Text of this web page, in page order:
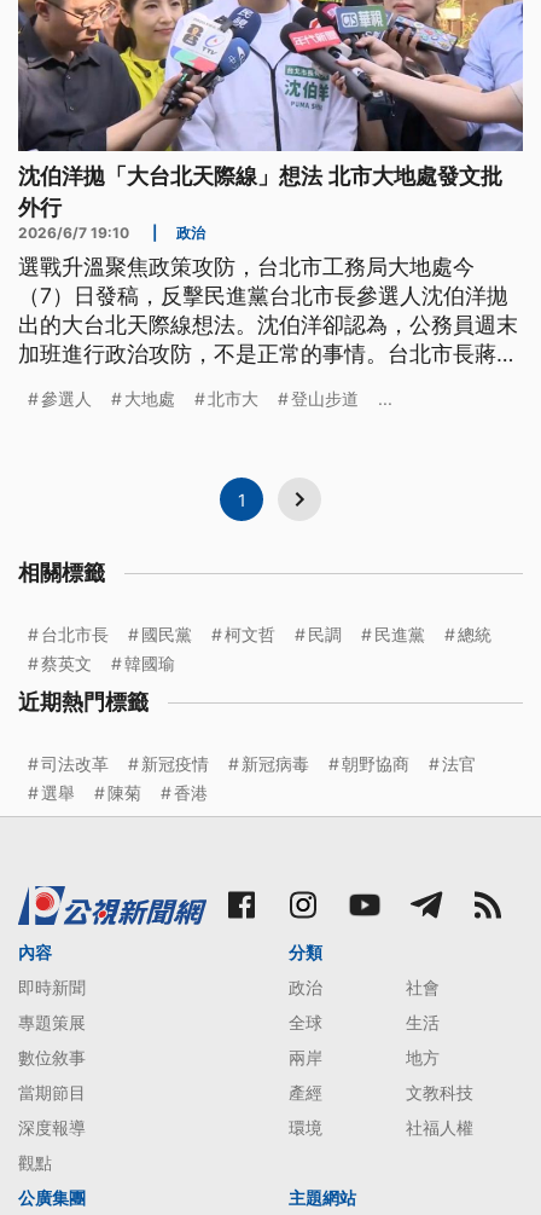
沈伯洋拋「大台北天際線」想法 北市大地處發文批
外行
2026/6/7 19:10 政治
選戰升溫聚焦政策攻防，台北市工務局大地處今
（7）日發稿，反擊民進黨台北市長參選人沈伯洋拋
出的大台北天際線想法。沈伯洋卻認為，公務員週末
加班進行政治攻防，不是正常的事情。台北市長蔣萬
定會出來澄清，會跟基層同仁站在一起。
參選人 大地處 北市大 登山步道 ...
1
相關標籤
台北市長 國民黨 柯文哲 民調 民進黨
總統
蔡英文
韓國瑜
近期熱門標籤
司法改革 新冠疫情 新冠病毒 朝野協商
法官
選舉
陳菊 香港
內容
即時新聞
專題策展
數位敘事
當期節目
深度報導
觀點
分類
政治
社會
全球
生活
兩岸
地方
產經
文教科技
環境
社福人權
公廣集團 主題網站